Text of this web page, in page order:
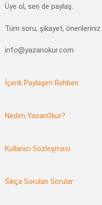
Üye ol, sen de paylaş.
Tüm soru, şikayet,
info@yazanokur.com
İçerik Paylaşım Rehberi
Neden YazanOkur?
Kullanıcı Sözleşmesi
Sıkça Sorulan Sorular